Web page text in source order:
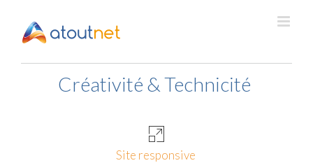
contenu
Créativité & Technicité
Site responsive